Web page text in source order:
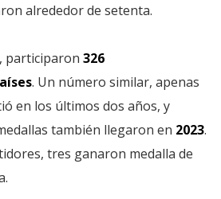
alrededor de setenta.
, participaron 326
. Un número similar, apenas
en los últimos dos años, y
también llegaron en 2023.
tres ganaron medalla de